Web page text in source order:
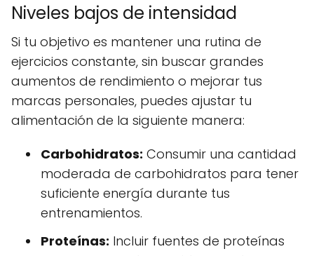
Niveles bajos de intensidad
Si tu objetivo es mantener una rutina de
ejercicios constante, sin buscar grandes
aumentos de rendimiento o mejorar tus
marcas personales, puedes ajustar tu
alimentación de la siguiente manera:
Carbohidratos: Consumir una cantidad
moderada de carbohidratos para tener
suficiente energía durante tus
entrenamientos.
Proteínas: Incluir fuentes de proteínas